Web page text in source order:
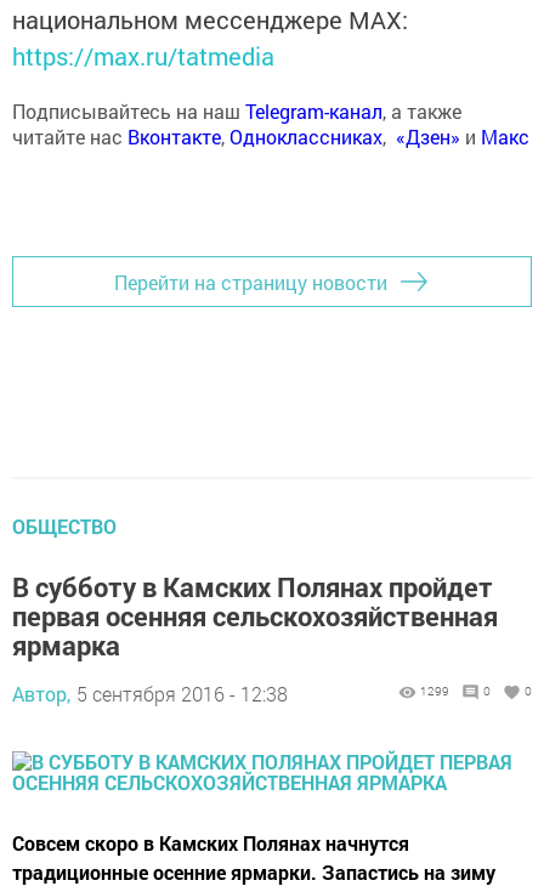
национальном мессенджере MАХ:
https://max.ru/tatmedia
Подписывайтесь на наш Telegram-канал, а также
читайте нас Вконтакте,Одноклассниках, «Дзен» и Макс
Перейти на страницу новости
ОБЩЕСТВО
В субботу в Камских Полянах пройдет
первая осенняя сельскохозяйственная
ярмарка
Автор, 5 сентября 2016 - 12:38 1299 0 0
Совсем скоро в Камских Полянах начнутся
традиционные осенние ярмарки. Запастись на зиму